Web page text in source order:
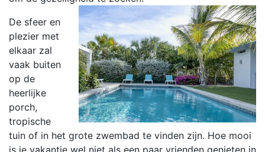
De sfeer en
plezier met
elkaar zal
vaak buiten
op de
heerlijke
porch,
tropische
tuin of in het grote zwembad te vinden zijn. Hoe mooi
is je vakantie wel niet als een paar vrienden genieten in